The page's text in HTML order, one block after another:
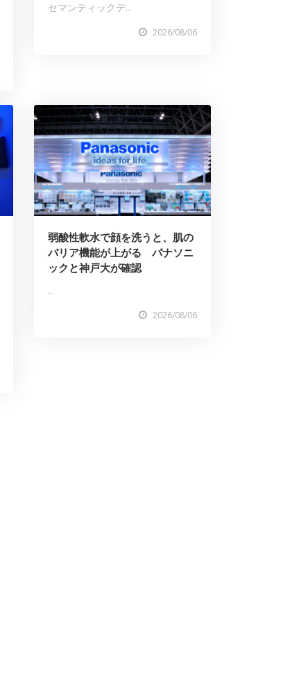
セマンティックデ...
2026/08/06
弱酸性軟水で顔を洗うと、肌の
バリア機能が上がる パナソニ
ックと神戸大が確認
...
2026/08/06